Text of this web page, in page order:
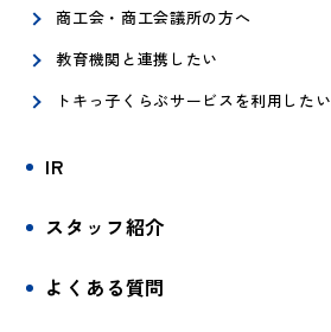
商工会・商工会議所の方へ
教育機関と連携したい
トキっ子くらぶサービスを利用したい
IR
スタッフ紹介
よくある質問